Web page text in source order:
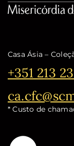
Casa Ásia –
Telefone:
+351 213
Email:
* Custo de